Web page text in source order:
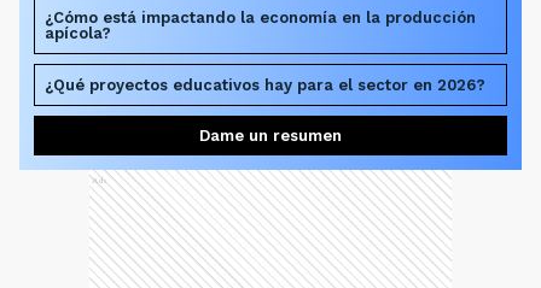
¿Cómo está impactando la economía en la producción
apícola?
¿Qué proyectos educativos hay para el sector en 2026?
Dame un resumen
Ads